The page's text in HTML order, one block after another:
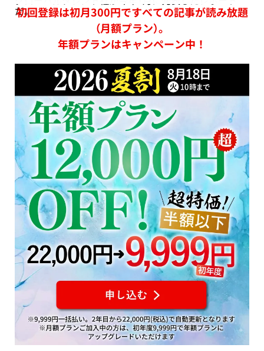
だ。
初回登録は初月300円ですべての記事が読み放題
（月額プラン）。
年額プランはキャンペーン中！